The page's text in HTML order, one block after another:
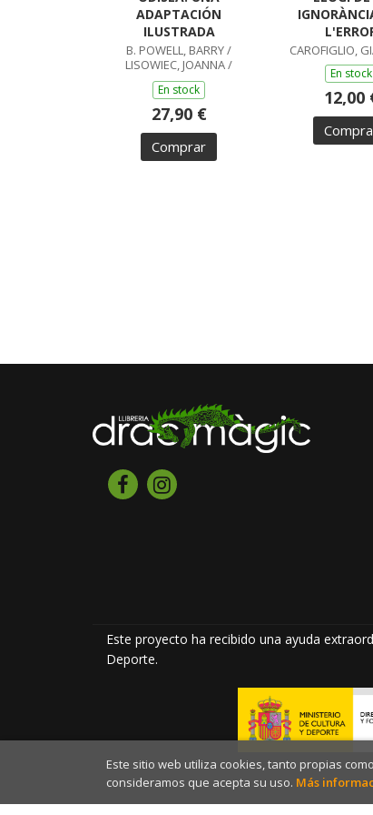
ADAPTACIÓN
ILUSTRADA
B. POWELL, BARRY /
LISOWIEC, JOANNA /
HOMERO, HOMERO
En stock
27,90 €
Comprar
CAROFIGLIO,
En stock
12,00
Este proyecto ha recibido una ayuda
Deporte.
Este sitio web utiliza cookies, tanto propias
consideramos que acepta su uso. Más